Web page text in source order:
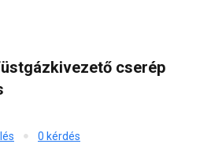
cserép
0 kérdés